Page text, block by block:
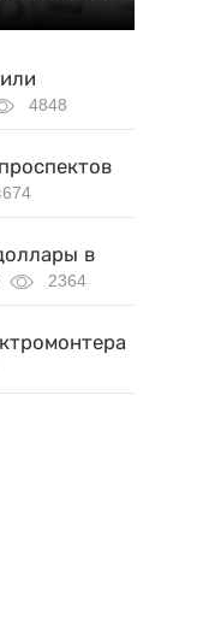
4848
в
2364